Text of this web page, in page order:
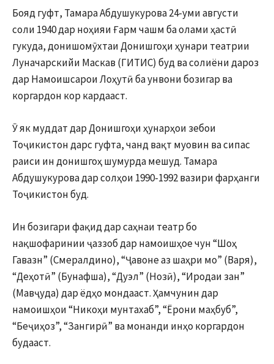
Бояд гуфт, Тамара Абдушукурова 24-уми августи
соли 1940 дар ноҳияи Ғарм чашм ба олами ҳастӣ
гукуда, донишомӯхтаи Донишгоҳи ҳунари театрии
Луначарскийи Маскав (ГИТИС) буд ва солиёни дароз
дар Намоишсарои Лоҳутӣ ба унвони бозигар ва
коргардон кор кардааст.
Ӯ як муддат дар Донишгоҳи ҳунарҳои зебои
Тоҷикистон дарс гуфта, чанд вақт муовин ва сипас
раиси ин донишгоҳ шумурда мешуд. Тамара
Абдушукурова дар солҳои 1990-1992 вазири фарҳанги
Тоҷикистон буд.
Ин бозигари фақид дар саҳнаи театр бо
нақшофаринии ҷаззоб дар намоишҳое чун “Шоҳ
Гавазн” (Смералдино), “Ҷавоне аз шаҳри мо” (Варя),
“Деҳотӣ” (Бунафша), “Дуэл” (Нозӣ), “Иродаи зан”
(Мавҷуда) дар ёдҳо мондааст. Ҳамчунин дар
намоишҳои “Никоҳи мунтахаб”, “Ёрони маҳбуб”,
“Беҷиҳоз”, “Зангирӣ” ва монанди инҳо коргардон
будааст.